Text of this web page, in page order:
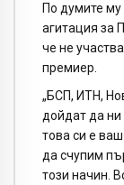
По думите
агитация за
че не
премиер.
„БСП, ИТН,
дойдат да ни
това си е
да счупим
този начин.